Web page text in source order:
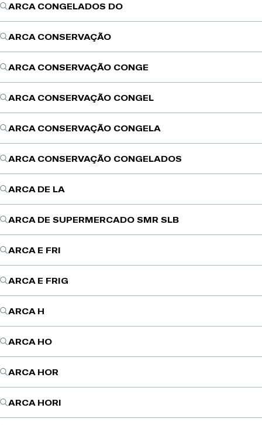
ARCA CONGELADOS DO
ARCA CONSERVAÇÃO
ARCA CONSERVAÇÃO CONGE
ARCA CONSERVAÇÃO CONGEL
ARCA CONSERVAÇÃO CONGELA
ARCA CONSERVAÇÃO CONGELADOS
ARCA DE LA
ARCA DE SUPERMERCADO SMR SLB
ARCA E FRI
ARCA E FRIG
ARCA H
ARCA HO
ARCA HOR
ARCA HORI